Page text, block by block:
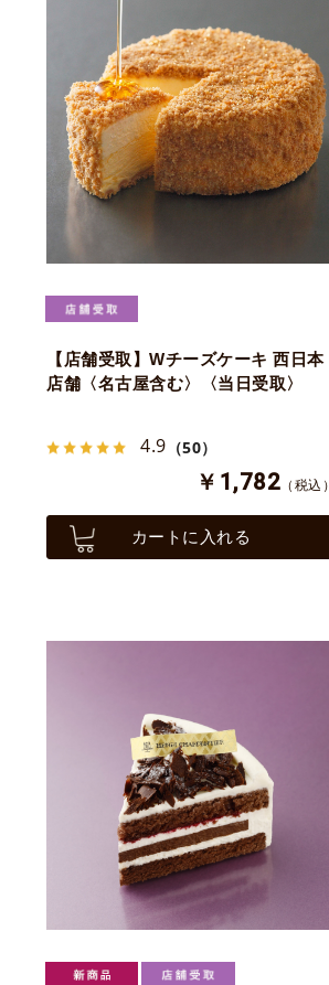
【店舗受取】Wチーズケーキ 西日本
店舗〈名古屋含む〉〈当日受取〉
4.9 （50）
￥1,782 （税込）
カートに入れる